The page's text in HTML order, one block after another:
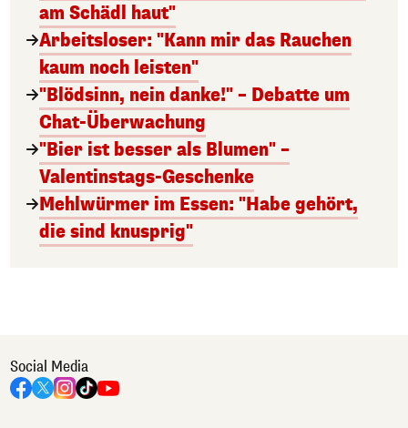
am Schädl haut"
Arbeitsloser: "Kann mir das Rauchen
kaum noch leisten"
"Blödsinn, nein danke!" – Debatte um
Chat-Überwachung
"Bier ist besser als Blumen" –
Valentinstags-Geschenke
Mehlwürmer im Essen: "Habe gehört,
die sind knusprig"
Social Media